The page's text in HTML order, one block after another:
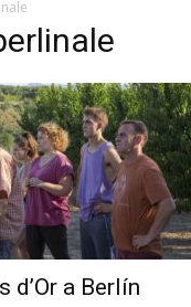
d’Or a Berlín